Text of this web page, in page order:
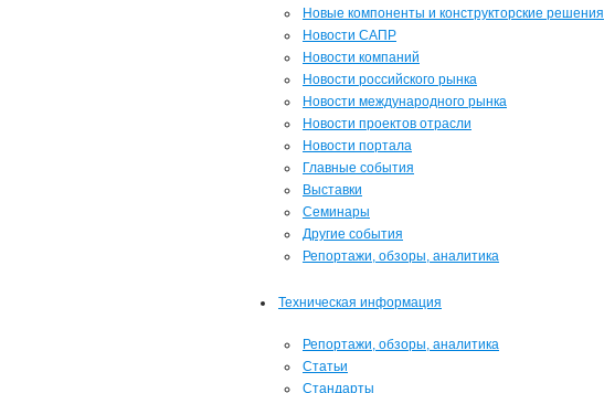
Новые компоненты и конструкторские решения
Новости САПР
Новости компаний
Новости российского рынка
Новости международного рынка
Новости проектов отрасли
Новости портала
Главные события
Выставки
Семинары
Другие события
Репортажи, обзоры, аналитика
Техническая информация
Репортажи, обзоры, аналитика
Статьи
Стандарты